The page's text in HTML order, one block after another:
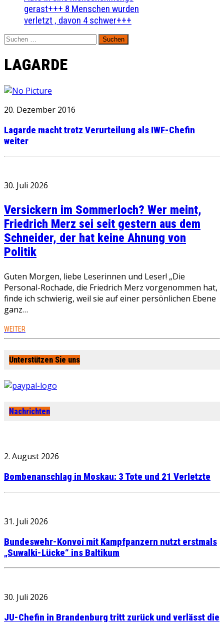
gerast+++ 8 Menschen wurden
verletzt , davon 4 schwer+++
Suchen
nach:
LAGARDE
20. Dezember 2016
Lagarde macht trotz Verurteilung als IWF-Chefin
weiter
30. Juli 2026
Versickern im Sommerloch? Wer meint,
Friedrich Merz sei seit gestern aus dem
Schneider, der hat keine Ahnung von
Politik
Guten Morgen, liebe Leserinnen und Leser! „Die
Personal-Rochade, die Friedrich Merz vorgenommen hat,
finde ich schwierig, weil sie auf einer persönlichen Ebene
ganz…
WEITER
Unterstützen Sie uns
Nachrichten
2. August 2026
Bombenanschlag in Moskau: 3 Tote und 21 Verletzte
31. Juli 2026
Bundeswehr-Konvoi mit Kampfpanzern nutzt erstmals
„Suwalki-Lücke“ ins Baltikum
30. Juli 2026
JU-Chefin in Brandenburg tritt zurück und verlässt die